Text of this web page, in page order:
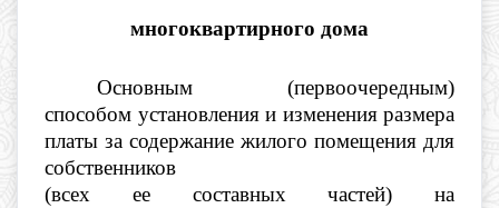
многоквартирного дома
Основным (первоочередным)
способом установления и изменения размера
платы за содержание жилого помещения для
собственников
(всех ее составных частей) на